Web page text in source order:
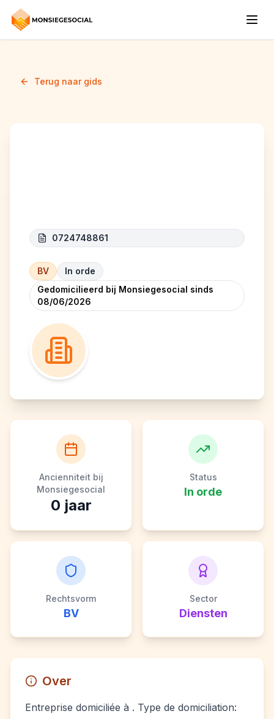
Terug naar gids
0724748861
BV
In orde
Gedomicilieerd bij Monsiegesocial sinds
08/06/2026
Ancienniteit bij
Monsiegesocial
0 jaar
Status
In orde
Rechtsvorm
BV
Sector
Diensten
Over
Entreprise domiciliée à . Type de domiciliation: